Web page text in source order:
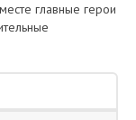
главные герои